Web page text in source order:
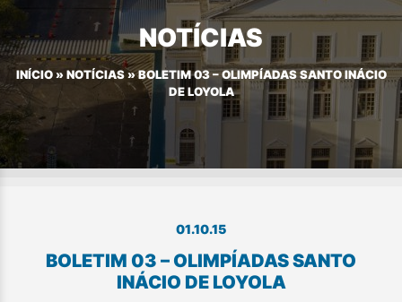
NOTÍCIAS
INÍCIO» NOTÍCIAS»BOLETIM 03 – OLIMPÍADAS SANTO INÁCIO
DE LOYOLA
01.10.15
BOLETIM 03 – OLIMPÍADAS SANTO
INÁCIO DE LOYOLA